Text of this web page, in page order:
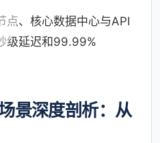
点、核心数据中心与API
级延迟和99.99%
景深度剖析：从